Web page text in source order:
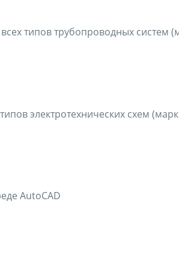
типов трубопроводных систем
электротехнических схем
AutoCAD